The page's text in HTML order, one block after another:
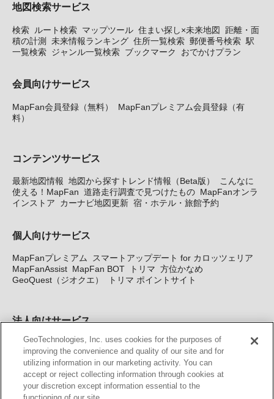
地図検索サービス
検索 ルート検索 マップツール 住まい探し×未来地図
距離・面
積の計測
未来情報ランキング 住所一覧検索 郵便番号検索 駅
一覧検索 ジャンル一覧検索 ブックマーク おでかけプラン
会員向けサービス
MapFan会員登録（無料）
MapFanプレミアム会員登録（有
料）
コンテンツサービス
最新地図情報 地図から探すトレンド情報（Beta版）
こんなに
使える！MapFan 道路走行調査で見つけたもの MapFanオンラ
インストア
カーナビ地図更新 宿・ホテル・旅館予約
個人向けサービス
MapFanプレミアム
スマートアップデート for カロッツェリア
MapFanAssist MapFan BOT トリマ 方位かなめ
GeoQuest（ジオクエ）
トリマ ポイントサイト
法人向けサービス
法人向け地図・位置情報サービス WEBサイト・システム向け地
図API Windows PC向け地図開発キット MapFan DB 住所確認
サービス
MAP WORLD+ トリマ広告 Geo-Research
GeoTechnologies, Inc. uses cookies for the purposes of
improving the convenience and quality of our site and for
utilizing information in our marketing activity. You can
accept or reject collecting information through cookies at
your discretion except information essential to the